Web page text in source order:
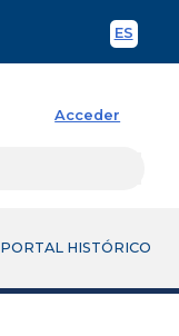
ES
Acceder
PORTAL HISTÓRICO